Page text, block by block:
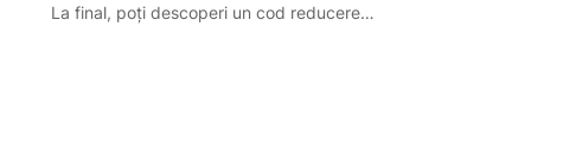
La final, poți descoperi un cod reducere…